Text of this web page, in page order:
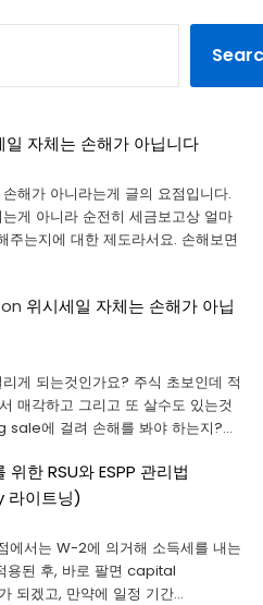
일 자체는 손해가 아닙니다
해가 아니라는게 글의 요점입니다.
게 아니라 순전히 세금보고상 얼마
는지에 대한 제도라서요. 손해보면
on 위시세일 자체는 손해가 아닙
게 되는것인가요? 주식 초보인데 적
매각하고 그리고 또 살수도 있는것
sale에 걸려 손해를 봐야 하는지?…
위한 RSU와 ESPP 관리법
라이트닝)
에서는 W-2에 의거해 소득세를 내는
용된 후, 바로 팔면 capital
되겠고, 만약에 일정 기간…